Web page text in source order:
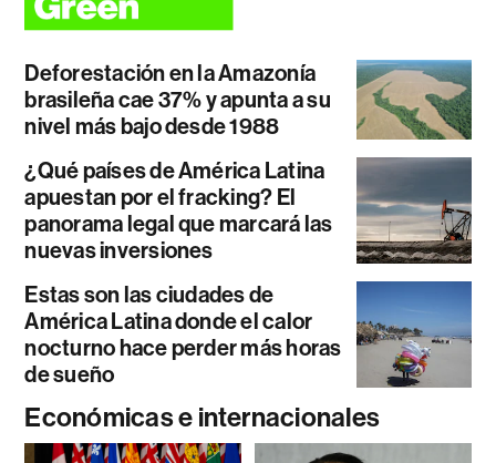
Deforestación en la Amazonía
brasileña cae 37% y apunta a su
nivel más bajo desde 1988
¿Qué países de América Latina
apuestan por el fracking? El
panorama legal que marcará las
nuevas inversiones
Estas son las ciudades de
América Latina donde el calor
nocturno hace perder más horas
de sueño
Económicas e internacionales